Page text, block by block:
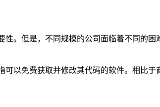
。但是，不同规模的公司面临着不同的
以免费获取并修改其代码的软件。相比